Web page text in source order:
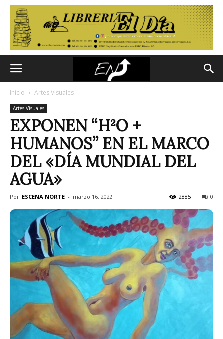
Inicio Artes Visuales
Artes Visuales
EXPONEN “H²O +
HUMANOS” EN EL MARCO
DEL «DÍA MUNDIAL DEL
AGUA»
Por ESCENA NORTE - marzo 16, 2022 0
2885